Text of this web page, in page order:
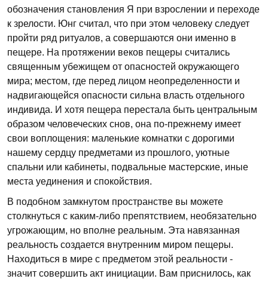
обозначения становления Я при взрослении и переходе
к зрелости. Юнг считал, что при этом человеку следует
пройти ряд ритуалов, а совершаются они именно в
пещере. На протяжении веков пещеры считались
священным убежищем от опасностей окружающего
мира; местом, где перед лицом неопределенности и
надвигающейся опасности сильна власть отдельного
индивида. И хотя пещера перестала быть центральным
образом человеческих снов, она по-прежнему имеет
свои воплощения: маленькие комнатки с дорогими
нашему сердцу предметами из прошлого, уютные
спальни или кабинеты, подвальные мастерские, иные
места уединения и спокойствия.
В подобном замкнутом пространстве вы можете
столкнуться с каким-либо препятствием, необязательно
угрожающим, но вполне реальным. Эта навязанная
реальность создается внутренним миром пещеры.
Находиться в мире с предметом этой реальности -
значит совершить акт инициации. Вам приснилось, как